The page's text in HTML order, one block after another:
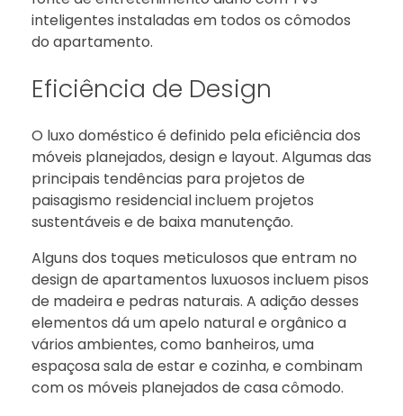
inteligentes instaladas em todos os cômodos
do apartamento.
Eficiência de Design
O luxo doméstico é definido pela eficiência dos
móveis planejados, design e layout. Algumas das
principais tendências para projetos de
paisagismo residencial incluem projetos
sustentáveis ​​e de baixa manutenção.
Alguns dos toques meticulosos que entram no
design de apartamentos luxuosos incluem pisos
de madeira e pedras naturais. A adição desses
elementos dá um apelo natural e orgânico a
vários ambientes, como banheiros, uma
espaçosa sala de estar e cozinha, e combinam
com os móveis planejados de casa cômodo.